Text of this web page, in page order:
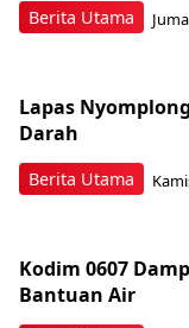
Berita Utama
Berita Utama
Lapas
Darah
Kodim 0607
Bantuan Air